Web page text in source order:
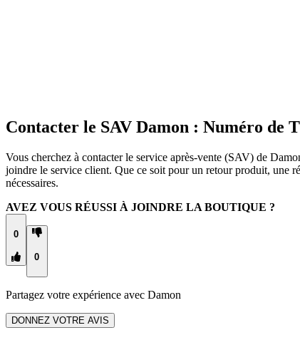
Contacter le SAV Damon : Numéro de
Vous cherchez à contacter le service après-vente (SAV) de
joindre le service client. Que ce soit pour un retour produit, une
nécessaires.
AVEZ VOUS RÉUSSI À JOINDRE LA BOUTIQUE ?
0
0
Partagez votre expérience avec Damon
DONNEZ VOTRE AVIS